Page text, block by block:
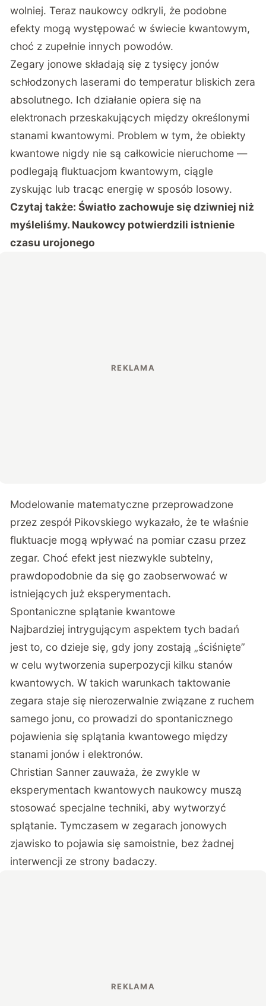
wolniej. Teraz naukowcy odkryli, że podobne
efekty mogą występować w świecie kwantowym,
choć z zupełnie innych powodów.
Zegary jonowe składają się z tysięcy jonów
schłodzonych laserami do temperatur bliskich zera
absolutnego. Ich działanie opiera się na
elektronach przeskakujących między określonymi
stanami kwantowymi. Problem w tym, że obiekty
kwantowe nigdy nie są całkowicie nieruchome —
podlegają fluktuacjom kwantowym, ciągle
zyskując lub tracąc energię w sposób losowy.
Czytaj także:Światło zachowuje się dziwniej niż
myśleliśmy. Naukowcy potwierdzili istnienie
czasu urojonego
Modelowanie matematyczne przeprowadzone
przez zespół Pikovskiego wykazało, że te właśnie
fluktuacje mogą wpływać na pomiar czasu przez
zegar. Choć efekt jest niezwykle subtelny,
prawdopodobnie da się go zaobserwować w
istniejących już eksperymentach.
Spontaniczne splątanie kwantowe
Najbardziej intrygującym aspektem tych badań
jest to, co dzieje się, gdy jony zostają „ściśnięte”
w celu wytworzenia superpozycji kilku stanów
kwantowych. W takich warunkach taktowanie
zegara staje się nierozerwalnie związane z ruchem
samego jonu, co prowadzi do spontanicznego
pojawienia się splątania kwantowego między
stanami jonów i elektronów.
Christian Sanner zauważa, że zwykle w
eksperymentach kwantowych naukowcy muszą
stosować specjalne techniki, aby wytworzyć
splątanie. Tymczasem w zegarach jonowych
zjawisko to pojawia się samoistnie, bez żadnej
interwencji ze strony badaczy.